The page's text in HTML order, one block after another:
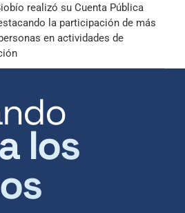
realizó su Cuenta Pública
la participación de más
en actividades de
los